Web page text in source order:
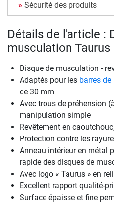
Sécurité des produits
Détails de l'article :
musculation Taurus
Disque de musculation -
Adaptés pour les barres
de 30 mm
Avec trous de préhension
manipulation simple
Revêtement en
Protection contre les
Anneau intérieur en métal
rapide des disques de
Avec logo « Taurus » en
Excellent rapport qualité-
Surface épaisse et fine